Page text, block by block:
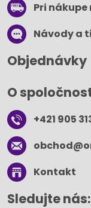
Pri
Návody a
Objednávky
O
+421 905
Kontakt
Sledujte nás: